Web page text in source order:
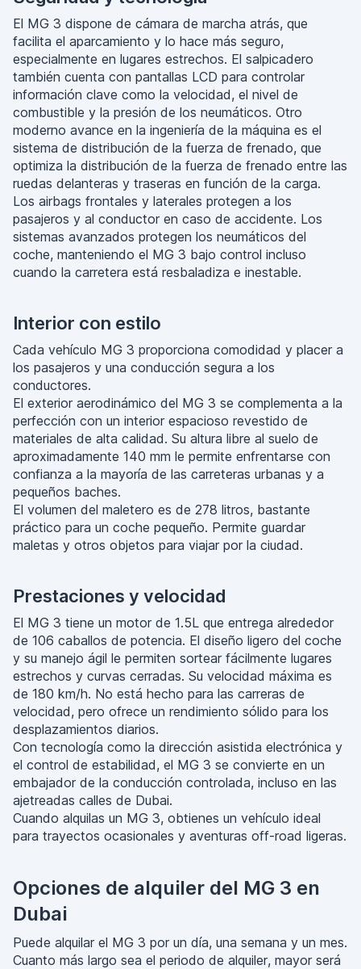
El MG 3 dispone de cámara de marcha atrás, que
facilita el aparcamiento y lo hace más seguro,
especialmente en lugares estrechos. El salpicadero
también cuenta con pantallas LCD para controlar
información clave como la velocidad, el nivel de
combustible y la presión de los neumáticos. Otro
moderno avance en la ingeniería de la máquina es el
sistema de distribución de la fuerza de frenado, que
optimiza la distribución de la fuerza de frenado entre las
ruedas delanteras y traseras en función de la carga.
Los airbags frontales y laterales protegen a los
pasajeros y al conductor en caso de accidente. Los
sistemas avanzados protegen los neumáticos del
coche, manteniendo el MG 3 bajo control incluso
cuando la carretera está resbaladiza e inestable.
Interior con estilo
Cada vehículo MG 3 proporciona comodidad y placer a
los pasajeros y una conducción segura a los
conductores.
El exterior aerodinámico del MG 3 se complementa a la
perfección con un interior espacioso revestido de
materiales de alta calidad. Su altura libre al suelo de
aproximadamente 140 mm le permite enfrentarse con
confianza a la mayoría de las carreteras urbanas y a
pequeños baches.
El volumen del maletero es de 278 litros, bastante
práctico para un coche pequeño. Permite guardar
maletas y otros objetos para viajar por la ciudad.
Prestaciones y velocidad
El MG 3 tiene un motor de 1.5L que entrega alrededor
de 106 caballos de potencia. El diseño ligero del coche
y su manejo ágil le permiten sortear fácilmente lugares
estrechos y curvas cerradas. Su velocidad máxima es
de 180 km/h. No está hecho para las carreras de
velocidad, pero ofrece un rendimiento sólido para los
desplazamientos diarios.
Con tecnología como la dirección asistida electrónica y
el control de estabilidad, el MG 3 se convierte en un
embajador de la conducción controlada, incluso en las
ajetreadas calles de Dubai.
Cuando alquilas un MG 3, obtienes un vehículo ideal
para trayectos ocasionales y aventuras off-road ligeras.
Opciones de alquiler del MG 3 en
Dubai
Puede alquilar el MG 3 por un día, una semana y un mes.
Cuanto más largo sea el periodo de alquiler, mayor será